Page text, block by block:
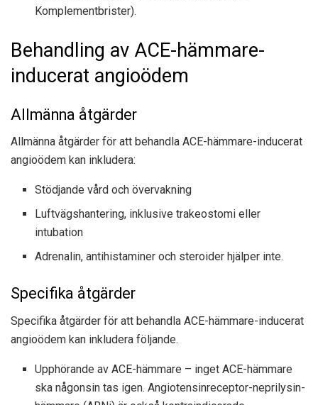
Komplementbrister).
Behandling av ACE-hämmare-
inducerat angioödem
Allmänna åtgärder
Allmänna åtgärder för att behandla ACE-hämmare-inducerat
angioödem kan inkludera:
Stödjande vård och övervakning
Luftvägshantering, inklusive trakeostomi eller
intubation
Adrenalin, antihistaminer och steroider hjälper inte.
Specifika åtgärder
Specifika åtgärder för att behandla ACE-hämmare-inducerat
angioödem kan inkludera följande.
Upphörande av ACE-hämmare – inget ACE-hämmare
ska någonsin tas igen. Angiotensinreceptor-neprilysin-